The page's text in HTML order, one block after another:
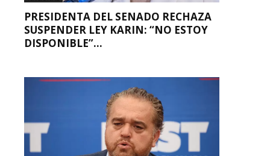
PRESIDENTA DEL SENADO RECHAZA
SUSPENDER LEY KARIN: “NO ESTOY
DISPONIBLE”...